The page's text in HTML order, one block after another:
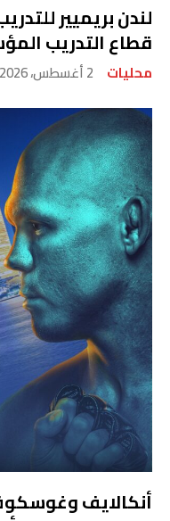
لندن بريميير
قطاع التدريب
محليات 2 أغسطس، 2026